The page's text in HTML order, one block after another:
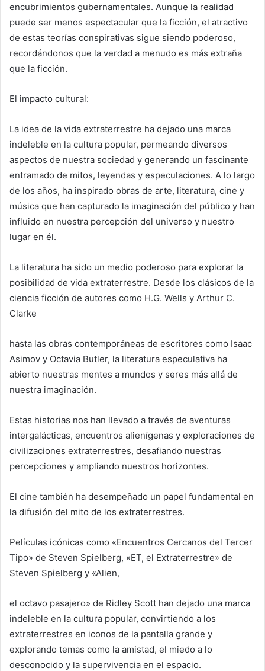
encubrimientos gubernamentales. Aunque la realidad
puede ser menos espectacular que la ficción, el atractivo
de estas teorías conspirativas sigue siendo poderoso,
recordándonos que la verdad a menudo es más extraña
que la ficción.
El impacto cultural:
La idea de la vida extraterrestre ha dejado una marca
indeleble en la cultura popular, permeando diversos
aspectos de nuestra sociedad y generando un fascinante
entramado de mitos, leyendas y especulaciones. A lo largo
de los años, ha inspirado obras de arte, literatura, cine y
música que han capturado la imaginación del público y han
influido en nuestra percepción del universo y nuestro
lugar en él.
La literatura ha sido un medio poderoso para explorar la
posibilidad de vida extraterrestre. Desde los clásicos de la
ciencia ficción de autores como H.G. Wells y Arthur C.
Clarke
hasta las obras contemporáneas de escritores como Isaac
Asimov y Octavia Butler, la literatura especulativa ha
abierto nuestras mentes a mundos y seres más allá de
nuestra imaginación.
Estas historias nos han llevado a través de aventuras
intergalácticas, encuentros alienígenas y exploraciones de
civilizaciones extraterrestres, desafiando nuestras
percepciones y ampliando nuestros horizontes.
El cine también ha desempeñado un papel fundamental en
la difusión del mito de los extraterrestres.
Películas icónicas como «Encuentros Cercanos del Tercer
Tipo» de Steven Spielberg, «ET, el Extraterrestre» de
Steven Spielberg y «Alien,
el octavo pasajero» de Ridley Scott han dejado una marca
indeleble en la cultura popular, convirtiendo a los
extraterrestres en iconos de la pantalla grande y
explorando temas como la amistad, el miedo a lo
desconocido y la supervivencia en el espacio.